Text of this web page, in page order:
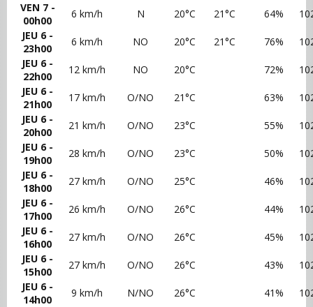
VEN 7 -
00h00
6 km/h N 20°C 21°C 64%
JEU 6 -
23h00
6 km/h NO 20°C 21°C 76%
JEU 6 -
22h00
12 km/h NO 20°C 72%
JEU 6 -
21h00
17 km/h O/NO 21°C 63%
JEU 6 -
20h00
21 km/h O/NO 23°C 55%
JEU 6 -
19h00
28 km/h O/NO 23°C 50%
JEU 6 -
18h00
27 km/h O/NO 25°C 46%
JEU 6 -
17h00
26 km/h O/NO 26°C 44%
JEU 6 -
16h00
27 km/h O/NO 26°C 45%
JEU 6 -
15h00
27 km/h O/NO 26°C 43%
JEU 6 -
14h00
9 km/h N/NO 26°C 41%